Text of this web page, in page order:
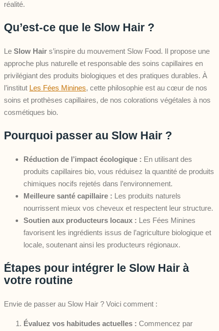
réalité.
Qu’est-ce que le Slow Hair ?
Le Slow Hair s’inspire du mouvement Slow Food. Il propose une
approche plus naturelle et responsable des soins capillaires en
privilégiant des produits biologiques et des pratiques durables. À
l’institut Les Fées Minines, cette philosophie est au cœur de nos
soins et prothèses capillaires, de nos colorations végétales à nos
cosmétiques bio.
Pourquoi passer au Slow Hair ?
Réduction de l’impact écologique : En utilisant des
produits capillaires bio, vous réduisez la quantité de produits
chimiques nocifs rejetés dans l’environnement.
Meilleure santé capillaire : Les produits naturels
nourrissent mieux vos cheveux et respectent leur structure.
Soutien aux producteurs locaux : Les Fées Minines
favorisent les ingrédients issus de l’agriculture biologique et
locale, soutenant ainsi les producteurs régionaux.
Étapes pour intégrer le Slow Hair à
votre routine
Envie de passer au Slow Hair ? Voici comment :
Évaluez vos habitudes actuelles : Commencez par